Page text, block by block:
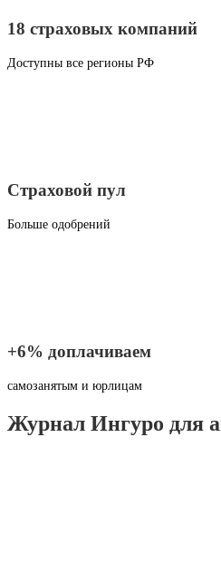
18 страховых компаний
Доступны все регионы РФ
Страховой пул
Больше одобрений
+6% доплачиваем
самозанятым и юрлицам
Журнал Ингуро для